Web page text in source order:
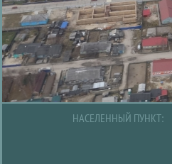
НАСЕЛЕННЫЙ ПУНКТ: